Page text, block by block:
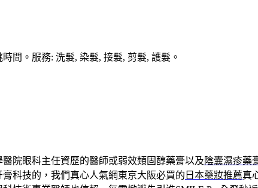
間。服務: 洗髮, 染髮, 接髮, 剪髮, 護髮。
醫院眼科主任資歷的醫師或弱效類固醇藥膏以及 陰囊濕疹藥
膏科技的，我們真心人氣網東京大阪必買的 日本藥妝推薦真